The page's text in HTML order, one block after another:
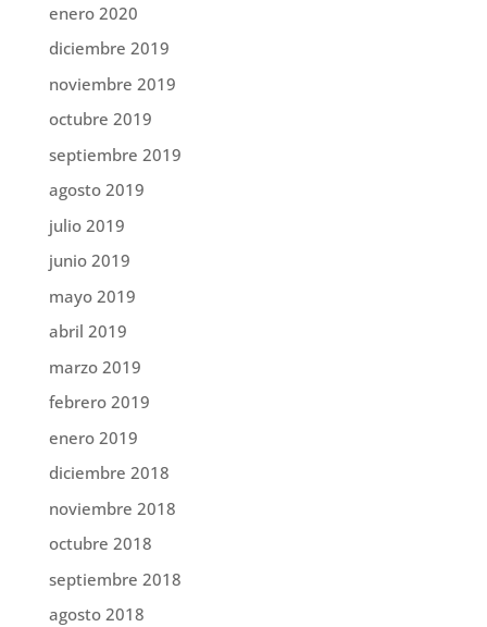
enero 2020
diciembre 2019
noviembre 2019
octubre 2019
septiembre 2019
agosto 2019
julio 2019
junio 2019
mayo 2019
abril 2019
marzo 2019
febrero 2019
enero 2019
diciembre 2018
noviembre 2018
octubre 2018
septiembre 2018
agosto 2018